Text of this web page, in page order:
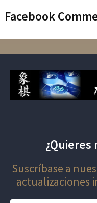
Facebook
¿Quieres
Suscríbase a
actualizaciones